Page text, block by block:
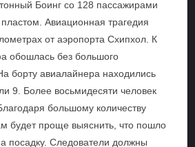
Боинг со 128 пассажирами
Авиационная трагедия
от аэропорта Схипхол. К
обошлась без большого
борту авиалайнера находились
9. Более восьмидесяти человек
большому количеству
будет проще выяснить, что пошло
посадку. Следователи должны